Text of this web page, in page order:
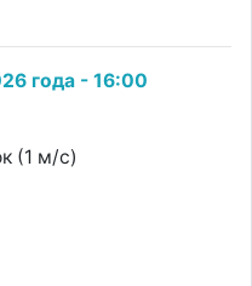
года - 16:00
(1 м/с)